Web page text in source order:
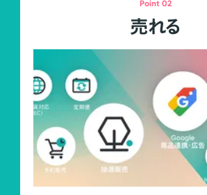
Point 02
売れる